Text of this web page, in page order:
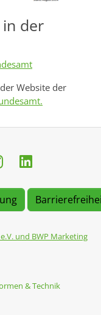
der
Website der
und BWP Marketing
& Technik